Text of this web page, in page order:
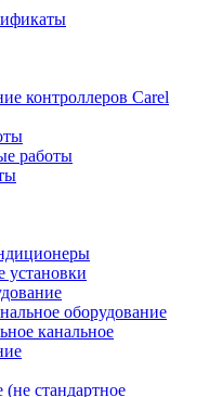
контроллеров Carel
работы
установки
оборудование
канальное
стандартное